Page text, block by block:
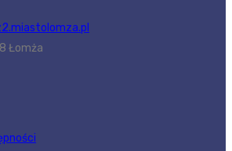
Łomża